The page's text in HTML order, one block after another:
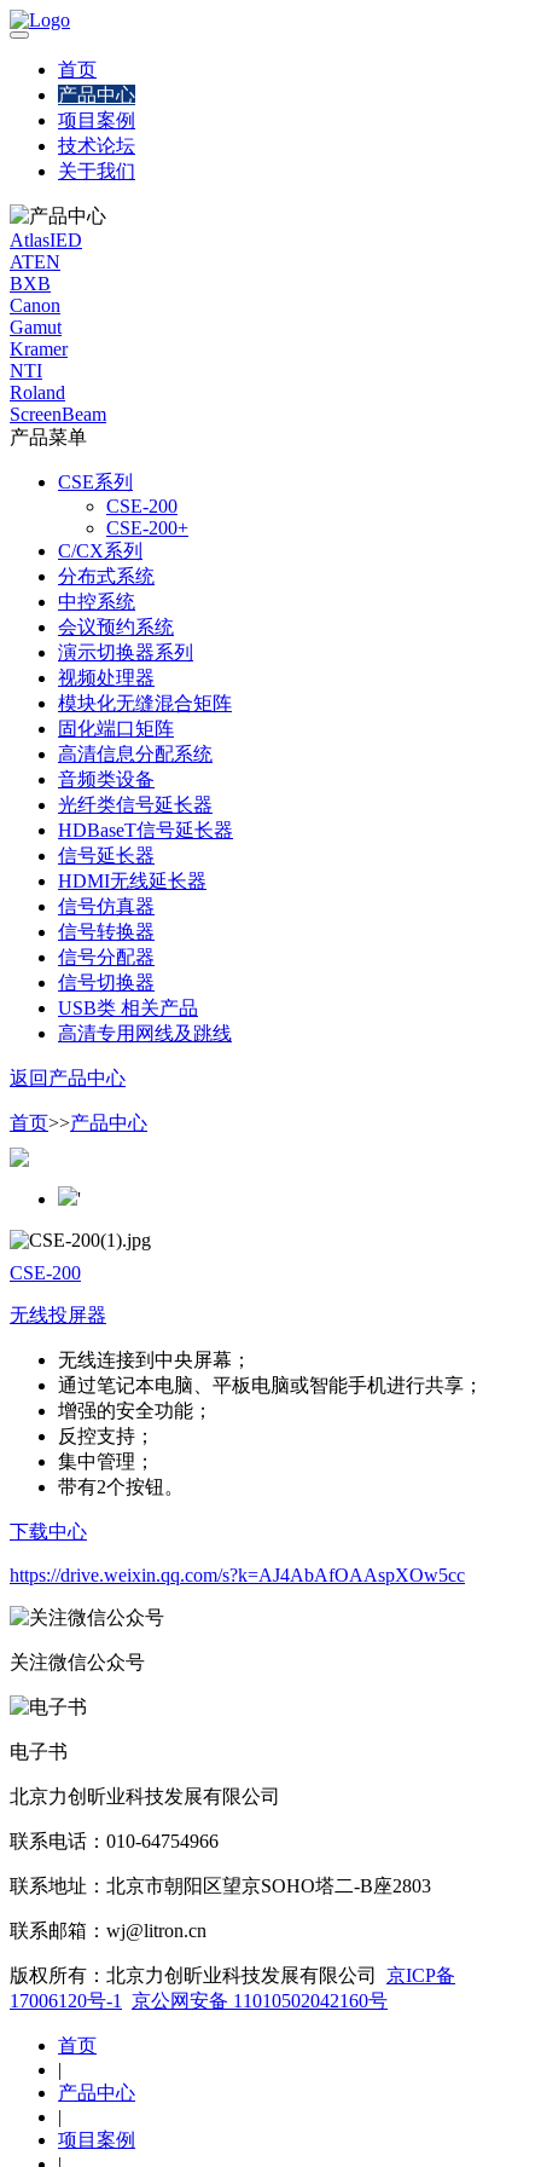
首页
产品中心
项目案例
技术论坛
关于我们
AtlasIED
ATEN
BXB
Canon
Gamut
Kramer
NTI
Roland
ScreenBeam
产品菜单
CSE系列
CSE-200
CSE-200+
C/CX系列
分布式系统
中控系统
会议预约系统
演示切换器系列
视频处理器
模块化无缝混合矩阵
固化端口矩阵
高清信息分配系统
音频类设备
光纤类信号延长器
HDBaseT信号延长器
信号延长器
HDMI无线延长器
信号仿真器
信号转换器
信号分配器
信号切换器
USB类 相关产品
高清专用网线及跳线
返回产品中心
首页>>产品中心
'
CSE-200
无线投屏器
无线连接到中央屏幕；
通过笔记本电脑、平板电脑或智能手机进行共享；
增强的安全功能；
反控支持；
集中管理；
带有2个按钮。
下载中心
https://drive.weixin.qq.com/s?k=AJ4AbAfOAAspXOw5cc
关注微信公众号
电子书
北京力创昕业科技发展有限公司
联系电话：010-64754966
联系地址：北京市朝阳区望京SOHO塔二-B座2803
联系邮箱：wj@litron.cn
版权所有：北京力创昕业科技发展有限公司 京ICP备
17006120号-1
京公网安备 11010502042160号
首页
|
产品中心
|
项目案例